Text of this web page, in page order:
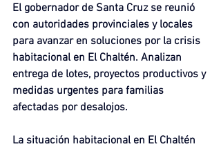
El gobernador de Santa Cruz se reunió
con autoridades provinciales y locales
para avanzar en soluciones por la crisis
habitacional en El Chaltén. Analizan
entrega de lotes, proyectos productivos y
medidas urgentes para familias
afectadas por desalojos.
La situación habitacional en El Chaltén